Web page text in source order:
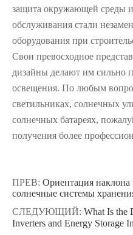
защита окружающей среды и
обслуживания стали
оборудования при
Свои превосходное
дизайны делают им сильно
освещения. По любым
светильниках, солнечных
солнечных батареях,
получения более
ПРЕВ: Ориентация наклона
солнечные системы
СЛЕДУЮЩИЙ: What Is the
Inverters and Energy Storage